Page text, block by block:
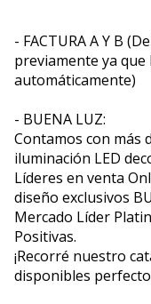
- FACTURA A Y B
previamente ya
automáticamente)
- BUENA LUZ:
Contamos con más
iluminación LED
Líderes en venta
diseño exclusivos
Mercado Líder
Positivas.
¡Recorré nuestro
disponibles